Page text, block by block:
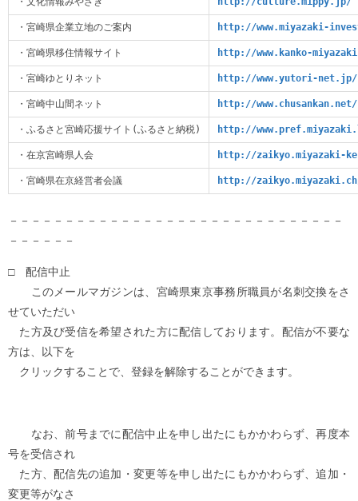
・宮崎県企業立地のご案内 http://www.miyazaki-
・宮崎県移住情報サイト http://www.kanko-
・宮崎ゆとりネット http://www.yutori-net.jp/
・宮崎中山間ネット http://www.chusankan.net/
・ふるさと宮崎応援サイト(ふるさと納税) http://
・在京宮崎県人会 http://zaikyo.miyazaki-
・宮崎県在京経営者会議 http://
－－－－－－－－－－－－－－－－－－－－－－－－－－－－－－
－－－－－－
□ 配信中止
このメールマガジンは、宮崎県東京事務所職員が名刺交換をさ
せていただい
た方及び受信を希望された方に配信しております。配信が不要な
方は、以下を
クリックすることで、登録を解除することができます。
なお、前号までに配信中止を申し出たにもかかわらず、再度本
号を受信され
た方、配信先の追加・変更等を申し出たにもかかわらず、追加・
変更等がなさ